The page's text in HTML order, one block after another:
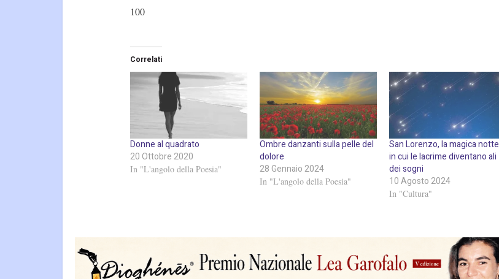
100
Correlati
Donne al quadrato
20 Ottobre 2020
In "L'angolo della Poesia"
Ombre danzanti sulla pelle del
dolore
28 Gennaio 2024
In "L'angolo della Poesia"
San Lorenzo, la magica notte
in cui le lacrime diventano ali
dei sogni
10 Agosto 2024
In "Cultura"